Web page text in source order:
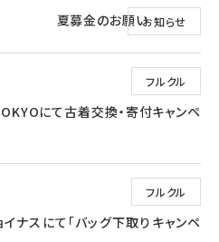
お知らせ
夏募金のお願い
フルクル
にて古着交換・寄付キャンペ
フルクル
ナスにて「バッグ下取りキャンペ